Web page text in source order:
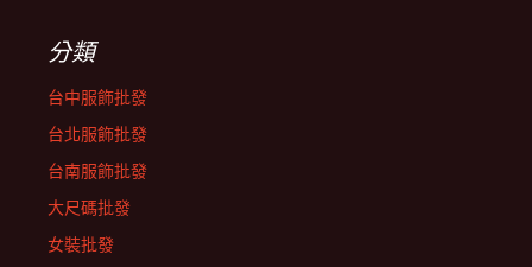
分類
台中服飾批發
台北服飾批發
台南服飾批發
大尺碼批發
女裝批發